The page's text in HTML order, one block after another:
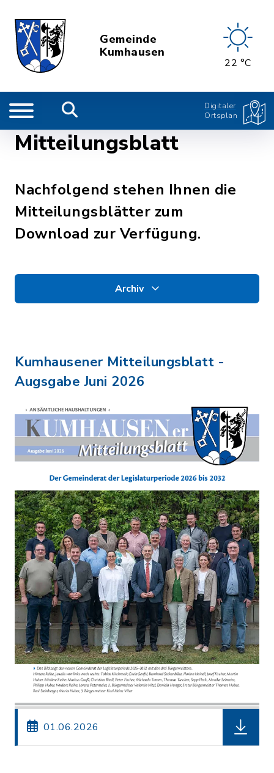
Gemeinde
Kumhausen
22 °C
Digitaler
Ortsplan
Mitteilungsblatt
Nachfolgend stehen Ihnen die
Mitteilungsblätter zum
Download zur Verfügung.
Archiv
Kumhausener Mitteilungsblatt -
Augsgabe Juni 2026
01.06.2026